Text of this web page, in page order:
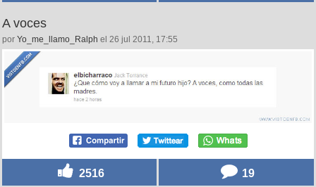
A voces
por Yo_me_llamo_Ralph el 26 jul 2011, 17:55
2516 19